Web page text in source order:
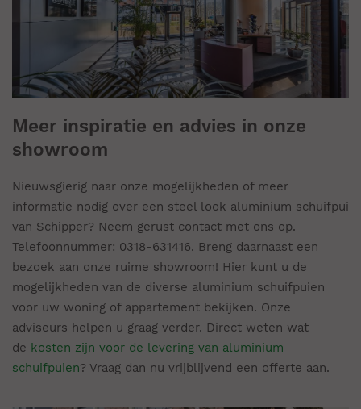
Meer inspiratie en advies in onze
showroom
Nieuwsgierig naar onze mogelijkheden of meer
informatie nodig over een steel look aluminium schuifpui
van Schipper? Neem gerust contact met ons op.
Telefoonnummer: 0318-631416. Breng daarnaast een
bezoek aan onze ruime showroom! Hier kunt u de
mogelijkheden van de diverse aluminium schuifpuien
voor uw woning of appartement bekijken. Onze
adviseurs helpen u graag verder. Direct weten wat
de kosten zijn voor de levering van aluminium
schuifpuien? Vraag dan nu vrijblijvend een offerte aan.